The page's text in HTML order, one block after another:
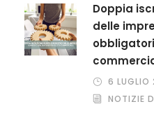
Doppia
delle
6 LUGLIO
NOTIZIE